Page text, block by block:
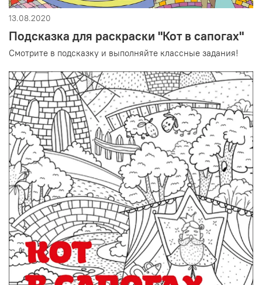
13.08.2020
Подсказка для раскраски "Кот в сапогах"
Смотрите в подсказку и выполняйте классные задания!